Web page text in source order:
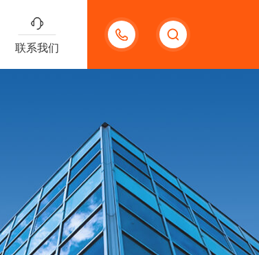
15920118006
联系我们